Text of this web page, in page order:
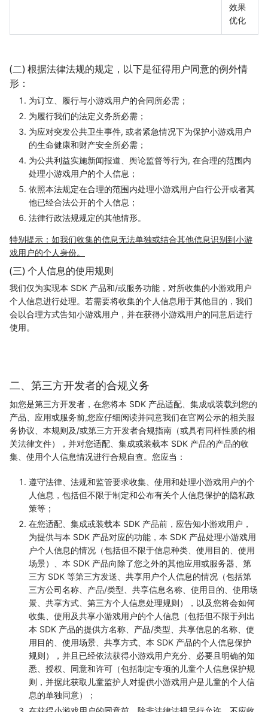
效果
优化
(二) 根据法律法规的规定，以下是征得用户同意的例外情
形：
为订立、履行与小游戏用户的合同所必需；
为履行我们的法定义务所必需；
为应对突发公共卫生事件, 或者紧急情况下为保护小游戏用户
的生命健康和财产安全所必需；
为公共利益实施新闻报道、舆论监督等行为, 在合理的范围内
处理小游戏用户的个人信息；
依照本法规定在合理的范围内处理小游戏用户自行公开或者其
他已经合法公开的个人信息；
法律行政法规规定的其他情形。
特别提示：如我们收集的信息无法单独或结合其他信息识别到小游
戏用户的个人身份。
(三) 个人信息的使用规则
我们仅为实现本 SDK 产品和/或服务功能，对所收集的小游戏用户
个人信息进行处理。若需要将收集的个人信息用于其他目的，我们
会以合理方式告知小游戏用户，并在获得小游戏用户的同意后进行
使用。
二、第三方开发者的合规义务
如您是第三方开发者，在您将本 SDK 产品适配、集成或装载到您的
产品、应用或服务前,您应仔细阅读并同意我们在官网公示的相关服
务协议、本规则及/或第三方开发者合规指南（或具有同样性质的相
关法律文件），并对您适配、集成或装载本 SDK 产品的产品的收
集、使用个人信息情况进行合规自查。您应当：
遵守法律、法规和监管要求收集、使用和处理小游戏用户的个
人信息，包括但不限于制定和公布有关个人信息保护的隐私政
策等；
在您适配、集成或装载本 SDK 产品前，应告知小游戏用户，
为提供与本 SDK 产品对应的功能，本 SDK 产品处理小游戏用
户个人信息的情况（包括但不限于信息种类、使用目的、使用
场景）、本 SDK 产品向除了您之外的其他应用或服务器、第
三方 SDK 等第三方发送、共享用户个人信息的情况（包括第
三方公司名称、产品/类型、共享信息名称、使用目的、使用场
景、共享方式、第三方个人信息处理规则），以及您将会如何
收集、使用及共享小游戏用户的个人信息（包括但不限于列出
本 SDK 产品的提供方名称、产品/类型、共享信息的名称、使
用目的、使用场景、共享方式、本 SDK 产品的个人信息保护
规则），并且已经依法获得小游戏用户充分、必要且明确的知
悉、授权、同意和许可（包括制定专项的儿童个人信息保护规
则，并据此获取儿童监护人对提供小游戏用户是儿童的个人信
息的单独同意）；